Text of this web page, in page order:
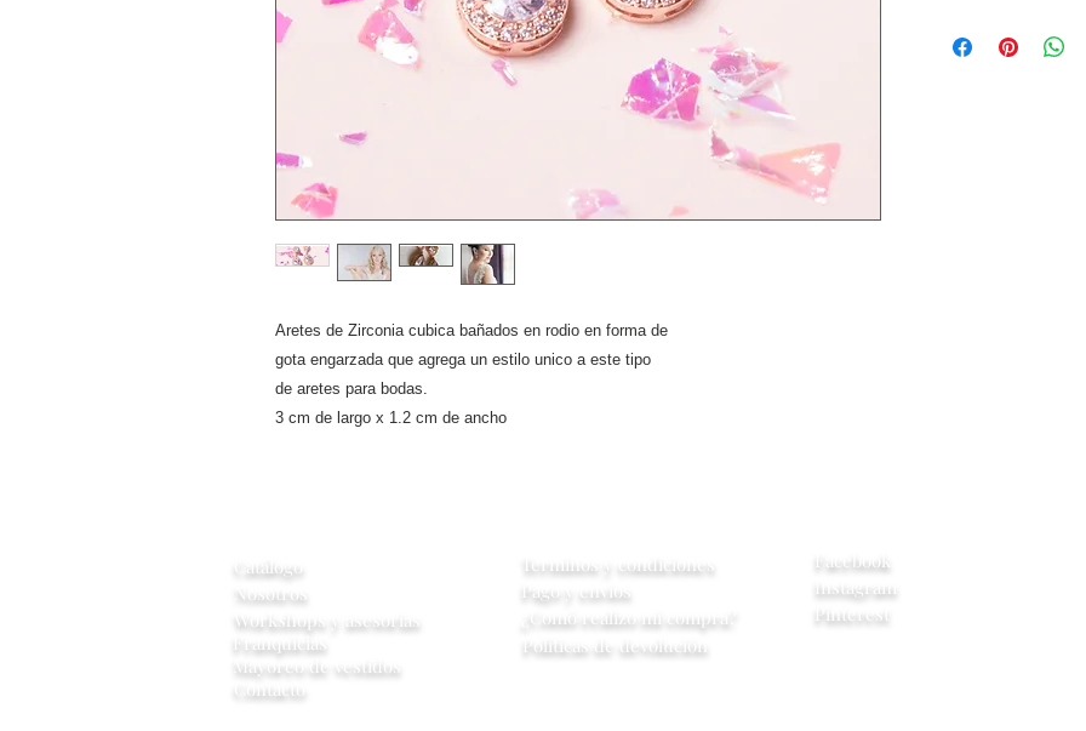
Aretes de Zirconia cubica bañados en rodio en forma de
gota engarzada que agrega un estilo unico a este tipo
de aretes para bodas.
3 cm de largo x 1.2 cm de ancho
*Los
Facebook
Instagram
Pinterest
Catálogo
Nosotros
Workshops y
asesorias
Terminos y condiciones
Pago y envios
¿Comó realizo mi compra?
Franquicias
Políticas de devolución
Mayoreo de vestidos
Contacto